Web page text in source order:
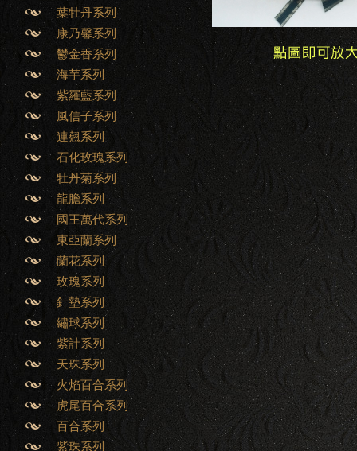
葉牡丹系列
康乃馨系列
鬱金香系列
海芋系列
紫羅藍系列
風信子系列
連翹系列
石化玫瑰系列
牡丹菊系列
龍膽系列
國王萬代系列
東亞蘭系列
蘭花系列
玫瑰系列
針墊系列
繡球系列
紫計系列
天珠系列
火焰百合系列
虎尾百合系列
百合系列
紫珠系列